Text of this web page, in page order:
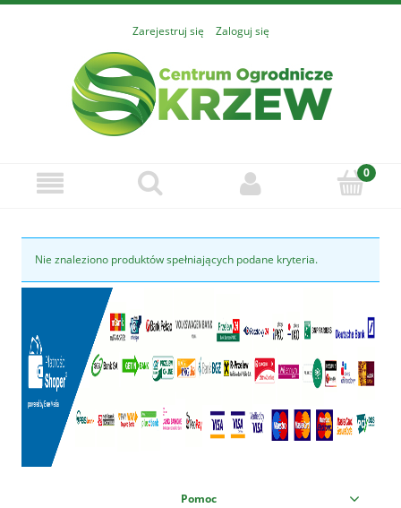
Zarejestruj się Zaloguj się
Nie znaleziono produktów spełniających podane kryteria.
Pomoc